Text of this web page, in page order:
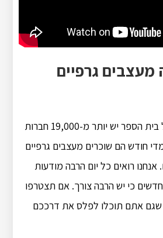
מעצבים גרפיים
בקבוצת הפייסבוק של בית הספר יש יותר מ-19,000 חברות
חודש הם שוכרים מעצבים גרפיים
רואים כל יום הרבה מודעות
כי יש הרבה צורך. אם תצטרפו
שגם אתם תוכלו לפלס את דרככם